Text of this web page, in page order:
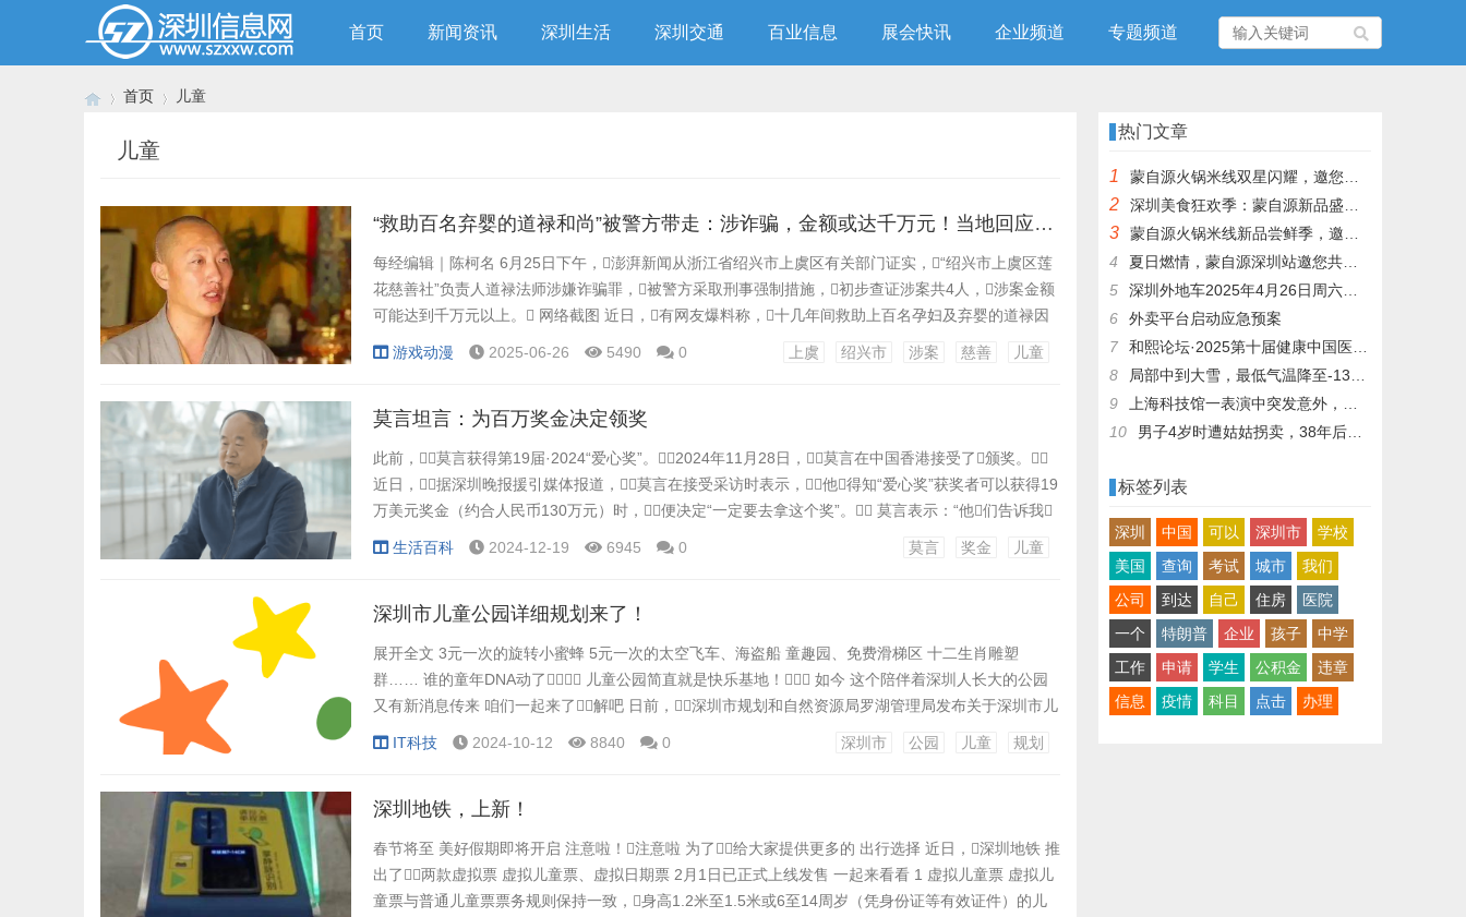
首页 新闻资讯 深圳生活 深圳交通 百业信息 展会快讯 企业频道 专题频道
首页 儿童
儿童
“救助百名弃婴的道禄和尚”被警方带走：涉诈骗，金额或达千万元！当地回应：不存在儿童买卖的情况
每经编辑｜陈柯名 6月25日下午，澎湃新闻从浙江省绍兴市上虞区有关部门证实，“绍兴市上虞区莲
花慈善社”负责人道禄法师涉嫌诈骗罪，被警方采取刑事强制措施，初步查证涉案共4人，涉案金额
可能达到千万元以上。 网络截图 近日，有网友爆料称，十几年间救助上百名孕妇及弃婴的道禄因
涉案被警方控制。 25日下午，澎湃新闻从上虞区有关部门获悉，道禄涉嫌诈骗，警方已于5月21
游戏动漫 2025-06-26 5490 0 上虞 绍兴市 涉案 慈善 儿童
莫言坦言：为百万奖金决定领奖
此前，莫言获得第19届·2024“爱心奖”。2024年11月28日，莫言在中国香港接受了颁奖。
近日，据深圳晚报援引媒体报道，莫言在接受采访时表示，他得知“爱心奖”获奖者可以获得19
万美元奖金（约合人民币130万元）时，便决定“一定要去拿这个奖”。 莫言表示：“他们告诉我
说有19万美元的奖金，我一听眼睛都亮了，我说，这个‘要得’。” “我立刻就想到，这
生活百科 2024-12-19 6945 0 莫言 奖金 儿童
深圳市儿童公园详细规划来了！
展开全文 3元一次的旋转小蜜蜂 5元一次的太空飞车、海盗船 童趣园、免费滑梯区 十二生肖雕塑
群…… 谁的童年DNA动了？ 儿童公园简直就是快乐基地！ 如今 这个陪伴着深圳人长大的公园
又有新消息传来 咱们一起来了解吧 日前，深圳市规划和自然资源局罗湖管理局发布关于深圳市儿
童公园详细规划成果公开展示的公示。 公示提到，《深圳市儿童公园详细规划》已经市规划和自然
IT科技 2024-10-12 8840 0 深圳市 公园 儿童 规划
深圳地铁，上新！
春节将至 美好假期即将开启 注意啦！注意啦 为了给大家提供更多的 出行选择 近日，深圳地铁 推
出了两款虚拟票 虚拟儿童票、虚拟日期票 2月1日已正式上线发售 一起来看看 1 虚拟儿童票 虚拟儿
童票与普通儿童票票务规则保持一致，身高1.2米至1.5米或6至14周岁（凭身份证等有效证件）的儿
热门文章
1 蒙自源火锅米线双星闪耀，邀您共享辣爽夏日盛宴！
2 深圳美食狂欢季：蒙自源新品盛宴邀您品尝
3
蒙自源火锅米线新品尝鲜季，邀您共享味蕾盛宴！
4
夏日燃情，蒙自源深圳站邀您共赴美食盛宴！
5
深圳外地车2025年4月26日周六限行吗
6
外卖平台启动应急预案
7
和熙论坛·2025第十届健康中国医药连锁发展论坛在泰州举办
8
局部中到大雪，最低气温降至-13℃，济南今冬的第一场雪，或跟去年同一时间！
9
上海科技馆一表演中突发意外，机器人从高处坠落摔毁
10
男子4岁时遭姑姑拐卖，38年后终回家认亲！聋哑父母苦寻多年，母亲已抱憾离世丨红星寻人
标签列表
深圳 中国 可以 深圳市
学校
美国
查询 考试 城市
我们
公司
到达 自己 住房
医院
一个
特朗普 企业 孩子
中学
工作
申请 学生 公积金
违章
信息
疫情 科目 点击 办理